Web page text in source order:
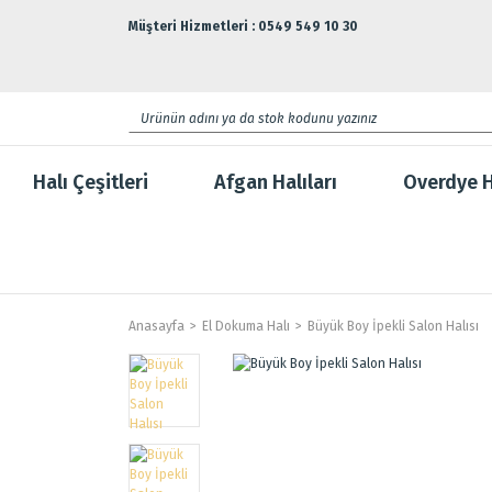
Müşteri Hizmetleri : 0549 549 10 30
Halı Çeşitleri Afgan Halıları Overdye
Anasayfa El Dokuma Halı Büyük Boy İpekli Salon Halısı